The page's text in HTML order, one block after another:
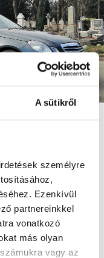
A sütikről
személyre
Ezenkívül
partnereinkkel
vonatkozó
más olyan
vagy az
72/805-440